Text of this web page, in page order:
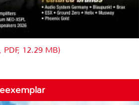
12.29 MB)